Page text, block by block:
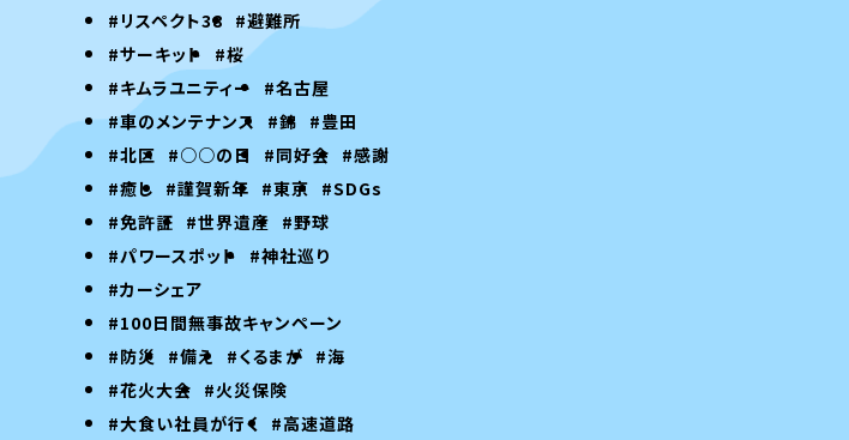
#リスペクト38 #避難所
#サーキット
#桜
#キムラユニティー
#名古屋
#車のメンテナンス
#錦 #豊田
#北区 #○○の日 #同好会 #感謝
#癒し #謹賀新年 #東京 #SDGs
#免許証 #世界遺産 #野球
#パワースポット
#神社巡り
#カーシェア
#100日間無事故キャンペーン
#防災 #備え #くるまが #海
#花火大会 #火災保険
#大食い社員が行く #高速道路